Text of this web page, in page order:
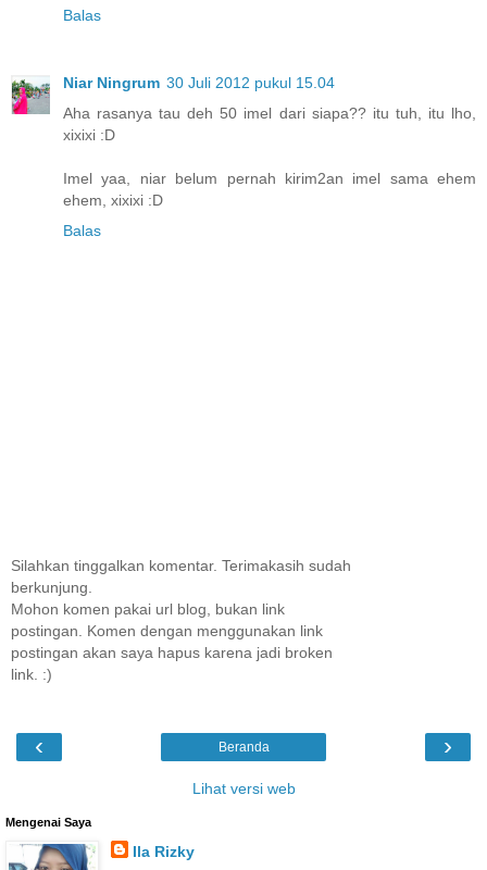
Balas
Niar Ningrum 30 Juli 2012 pukul 15.04
Aha rasanya tau deh 50 imel dari siapa?? itu tuh, itu lho,
xixixi :D
Imel yaa, niar belum pernah kirim2an imel sama ehem
ehem, xixixi :D
Balas
Silahkan tinggalkan komentar. Terimakasih sudah
berkunjung.
Mohon komen pakai url blog, bukan link
postingan. Komen dengan menggunakan link
postingan akan saya hapus karena jadi broken
link. :)
‹ ›
Beranda
Lihat versi web
Mengenai Saya
Ila Rizky